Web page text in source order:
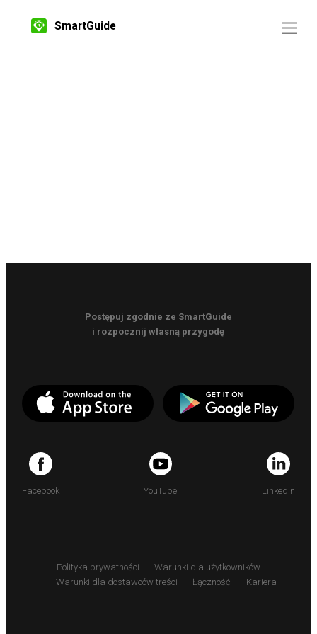
SmartGuide
Postępuj zgodnie ze SmartGuide
i rozpocznij własną przygodę
Facebook YouTube LinkedIn
Polityka prywatności
Warunki dla użytkowników
Warunki dla dostawców treści
Łączność Kariera